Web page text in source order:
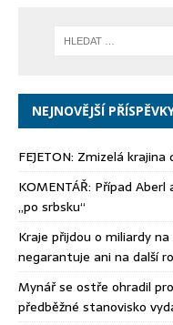
NEJNOVĚJŠÍ
FEJETON: Zmizelá
KOMENTÁŘ: Případ
„po srbsku“
Kraje přijdou o miliardy
negarantuje ani na další
Mynář se ostře ohradil
předběžné stanovisko